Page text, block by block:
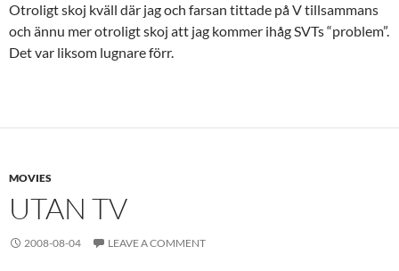
Otroligt skoj kväll där jag och farsan tittade på V tillsammans
och ännu mer otroligt skoj att jag kommer ihåg SVTs “problem”.
Det var liksom lugnare förr.
MOVIES
UTAN TV
2008-08-04 LEAVE A COMMENT